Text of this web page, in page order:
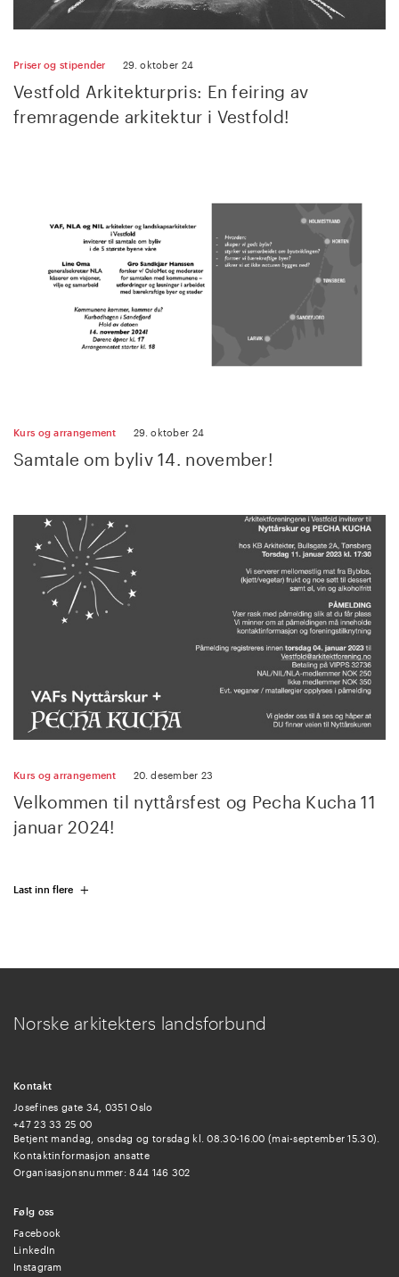
Priser og stipender 29. oktober 24
Vestfold Arkitekturpris: En feiring av
fremragende arkitektur i Vestfold!
Kurs og arrangement 29. oktober 24
Samtale om byliv 14. november!
Kurs og arrangement 20. desember 23
Velkommen til nyttårsfest og Pecha Kucha 11
januar 2024!
Last inn flere +
Norske arkitekters landsforbund
Kontakt
Josefines gate 34, 0351 Oslo
+47 23 33 25 00
Betjent mandag, onsdag og torsdag kl. 08.30-16.00 (mai-september 15.30).
Kontaktinformasjon ansatte
Organisasjonsnummer: 844 146 302
Følg oss
Facebook
LinkedIn
Instagram